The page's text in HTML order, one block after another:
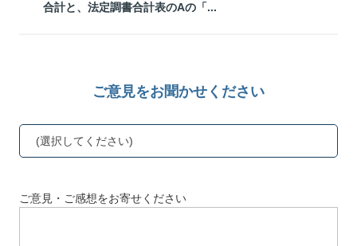
合計と、法定調書合計表のAの「...
ご意見をお聞かせください
(選択してください)
ご意見・ご感想をお寄せください